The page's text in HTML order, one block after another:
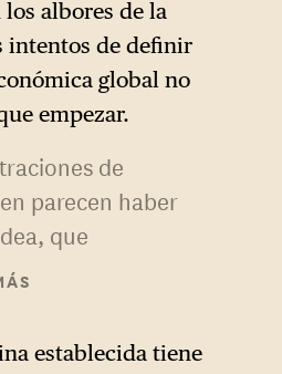
albores de la
intentos de definir
global no
empezar.
de
parecen haber
que
ahora, de
e integración
era
establecida tiene